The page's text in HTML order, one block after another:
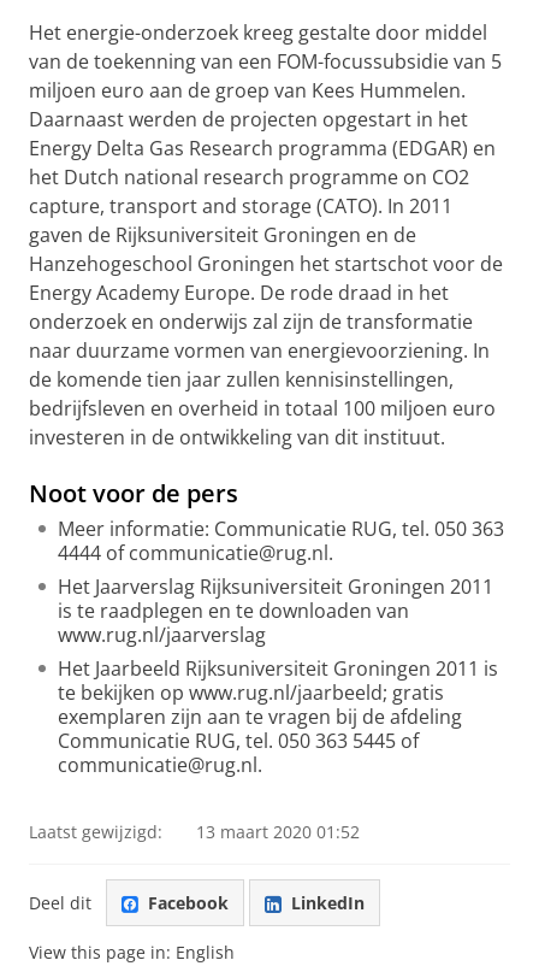
Het energie-onderzoek kreeg gestalte door middel
van de toekenning van een FOM-focussubsidie van 5
miljoen euro aan de groep van Kees Hummelen.
Daarnaast werden de projecten opgestart in het
Energy Delta Gas Research programma (EDGAR) en
het Dutch national research programme on CO2
capture, transport and storage (CATO). In 2011
gaven de Rijksuniversiteit Groningen en de
Hanzehogeschool Groningen het startschot voor de
Energy Academy Europe. De rode draad in het
onderzoek en onderwijs zal zijn de transformatie
naar duurzame vormen van energievoorziening. In
de komende tien jaar zullen kennisinstellingen,
bedrijfsleven en overheid in totaal 100 miljoen euro
investeren in de ontwikkeling van dit instituut.
Noot voor de pers
Meer informatie: Communicatie RUG, tel. 050 363
4444 of communicatie@rug.nl.
Het Jaarverslag Rijksuniversiteit Groningen 2011
is te raadplegen en te downloaden van
www.rug.nl/jaarverslag
Het Jaarbeeld Rijksuniversiteit Groningen 2011 is
te bekijken op www.rug.nl/jaarbeeld; gratis
exemplaren zijn aan te vragen bij de afdeling
Communicatie RUG, tel. 050 363 5445 of
communicatie@rug.nl.
Laatst gewijzigd: 13 maart 2020 01:52
Deel dit Facebook LinkedIn
View this page in: English